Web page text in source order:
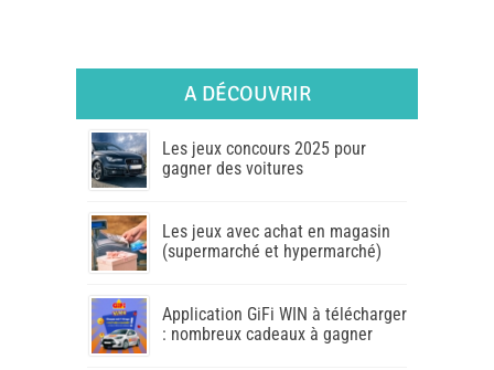
A DÉCOUVRIR
Les jeux concours 2025 pour
gagner des voitures
Les jeux avec achat en magasin
(supermarché et hypermarché)
Application GiFi WIN à télécharger
: nombreux cadeaux à gagner